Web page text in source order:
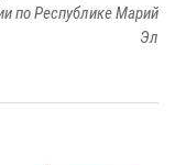
по Республике Марий
Эл